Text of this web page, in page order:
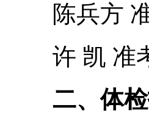
陈兵方 准
许 凯 准考
二、体检